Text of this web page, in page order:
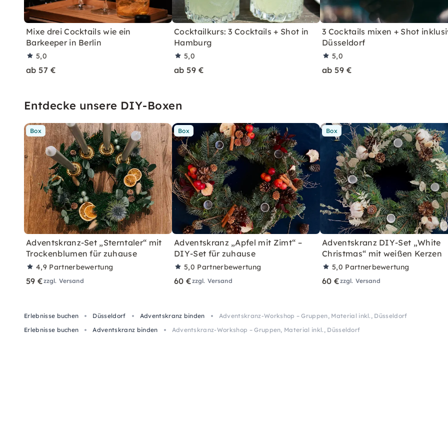
Mixe drei Cocktails wie ein
Barkeeper in Berlin
5,0
ab 57 €
Cocktailkurs: 3 Cocktails + Shot in
Hamburg
5,0
ab 59 €
3 Cocktails mixen + Shot
Düsseldorf
5,0
ab 59 €
Entdecke unsere DIY-Boxen
Box
Adventskranz-Set „Sterntaler“ mit
Trockenblumen für zuhause
4,9 Partnerbewertung
59 €zzgl. Versand
Box
Adventskranz „Apfel mit Zimt“ –
DIY-Set für zuhause
5,0 Partnerbewertung
60 €zzgl. Versand
Box
Adventskranz DIY-Set „White
Christmas“ mit weißen Kerzen
5,0 Partnerbewertung
60 €zzgl. Versand
Erlebnisse buchen Düsseldorf Adventskranz binden
Adventskranz-Workshop – Gruppen, Material inkl., Düsseldorf
Erlebnisse buchen
Adventskranz binden Adventskranz-Workshop – Gruppen, Material inkl., Düsseldorf